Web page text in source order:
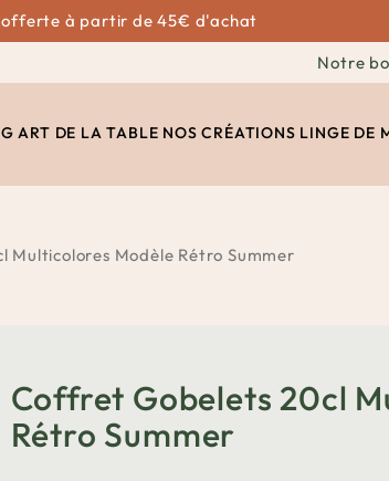
offerte à partir de 45€ d'achat
Notre
ART DE LA TABLE NOS CRÉATIONS LINGE DE
Multicolores Modèle Rétro Summer
Coffret Gobelets 20cl
Rétro Summer